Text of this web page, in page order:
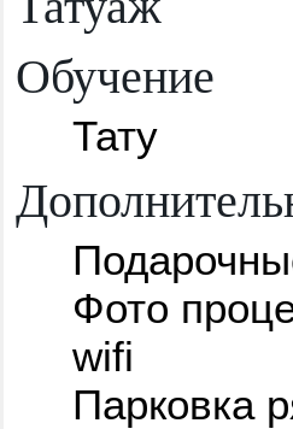
Обучение
Тату
Фото
wifi
Парковка